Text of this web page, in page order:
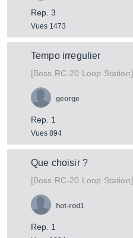
Rep. 3
Vues 1473
Tempo irregulier
[Boss RC-20 Loop Station]
Rep. 1
Vues 894
george
Que choisir ?
[Boss RC-20 Loop Station]
Rep. 1
hot-rod1